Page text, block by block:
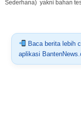
Sederhana) yakni bahan
Baca berita lebih
aplikasi